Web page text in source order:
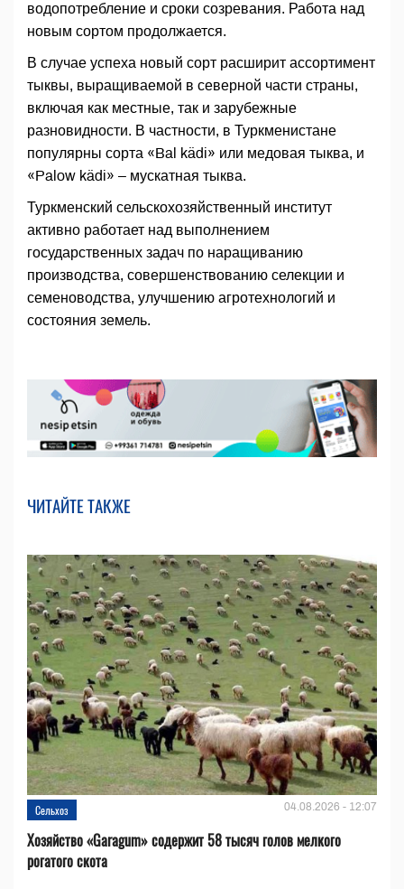
водопотребление и сроки созревания. Работа над
новым сортом продолжается.
В случае успеха новый сорт расширит ассортимент
тыквы, выращиваемой в северной части страны,
включая как местные, так и зарубежные
разновидности. В частности, в Туркменистане
популярны сорта «Bal kädi» или медовая тыква, и
«Palow kädi» – мускатная тыква.
Туркменский сельскохозяйственный институт
активно работает над выполнением
государственных задач по наращиванию
производства, совершенствованию селекции и
семеноводства, улучшению агротехнологий и
состояния земель.
ЧИТАЙТЕ ТАКЖЕ
Сельхоз 04.08.2026 - 12:07
Хозяйство «Garagum» содержит 58 тысяч голов мелкого
рогатого скота